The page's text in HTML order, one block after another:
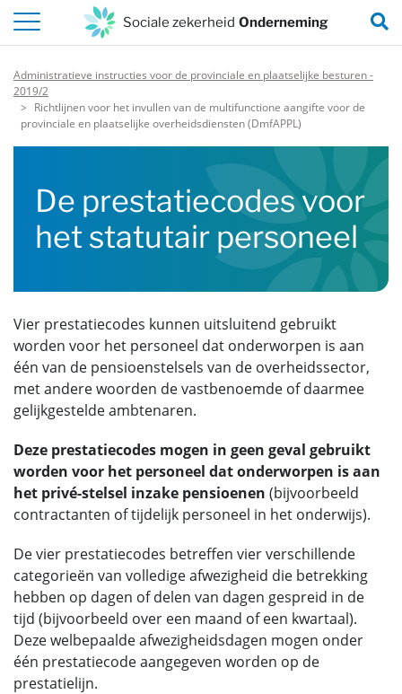
Naar de inhoud van deze pagina
Sociale zekerheid Onderneming
Administratieve instructies voor de provinciale en plaatselijke besturen -
2019/2
Richtlijnen voor het invullen van de multifunctione aangifte voor de
provinciale en plaatselijke overheidsdiensten (DmfAPPL)
De prestatiecodes voor
het statutair personeel
Vier prestatiecodes kunnen uitsluitend gebruikt
worden voor het personeel dat onderworpen is aan
één van de pensioenstelsels van de overheidssector,
met andere woorden de vastbenoemde of daarmee
gelijkgestelde ambtenaren.
Deze prestatiecodes mogen in geen geval gebruikt
worden voor het personeel dat onderworpen is aan
het privé-stelsel inzake pensioenen (bijvoorbeeld
contractanten of tijdelijk personeel in het onderwijs).
De vier prestatiecodes betreffen vier verschillende
categorieën van volledige afwezigheid die betrekking
hebben op dagen of delen van dagen gespreid in de
tijd (bijvoorbeeld over een maand of een kwartaal).
Deze welbepaalde afwezigheidsdagen mogen onder
één prestatiecode aangegeven worden op de
prestatielijn.